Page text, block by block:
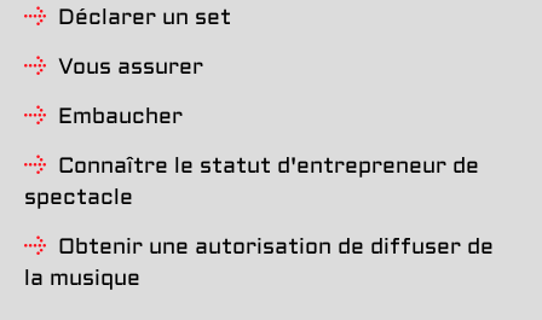
Déclarer un set
Vous assurer
Embaucher
Connaître le statut d'entrepreneur de
spectacle
Obtenir une autorisation de diffuser de
la musique